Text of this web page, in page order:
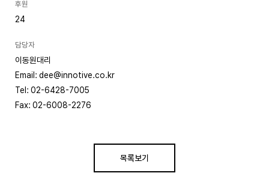
후원
24
담당자
이동원대리
Email: dee@innotive.co.kr
Tel: 02-6428-7005
Fax: 02-6008-2276
목록보기